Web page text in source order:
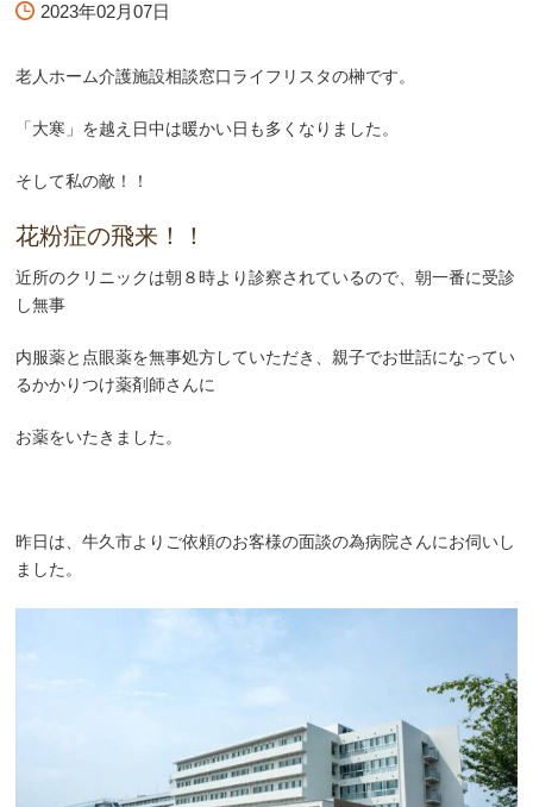
2023年02月07日
老人ホーム介護施設相談窓口ライフリスタの榊です。
「大寒」を越え日中は暖かい日も多くなりました。
そして私の敵！！
花粉症の飛来！！
近所のクリニックは朝８時より診察されているので、朝一番に受診
し無事
内服薬と点眼薬を無事処方していただき、親子でお世話になってい
るかかりつけ薬剤師さんに
お薬をいたきました。
昨日は、牛久市よりご依頼のお客様の面談の為病院さんにお伺いし
ました。